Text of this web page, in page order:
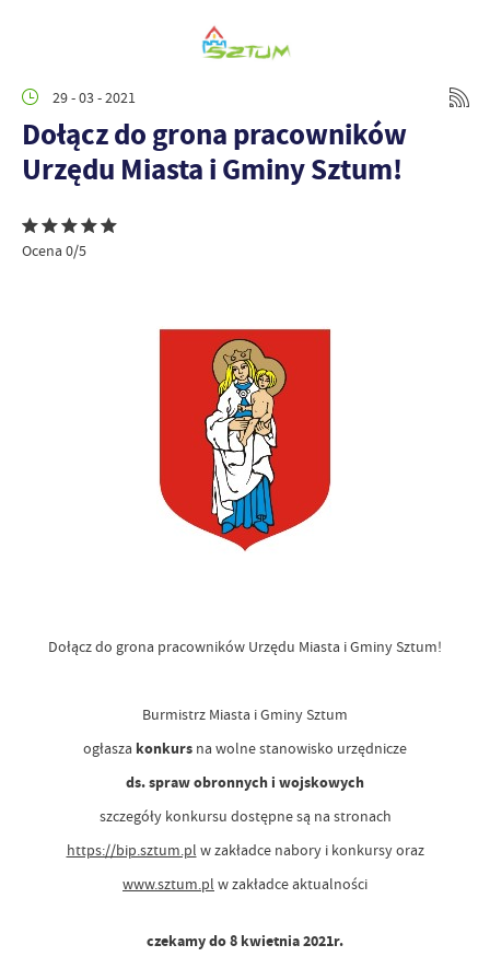
29 - 03 - 2021
Dołącz do grona pracowników
Urzędu Miasta i Gminy Sztum!
Ocena 0/5
Dołącz do grona pracowników Urzędu Miasta i Gminy Sztum!
Burmistrz Miasta i Gminy Sztum
ogłasza konkurs na wolne stanowisko urzędnicze
ds. spraw obronnych i wojskowych
szczegóły konkursu dostępne są na stronach
https://bip.sztum.pl w zakładce nabory i konkursy oraz
www.sztum.pl w zakładce aktualności
czekamy do 8 kwietnia 2021r.